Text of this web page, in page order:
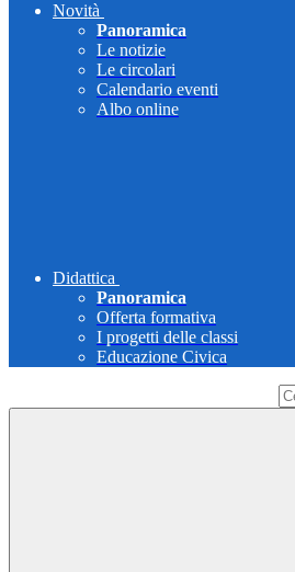
Novità
Panoramica
Le notizie
Le circolari
Calendario eventi
Albo online
Didattica
Panoramica
Offerta formativa
I progetti delle classi
Educazione Civica